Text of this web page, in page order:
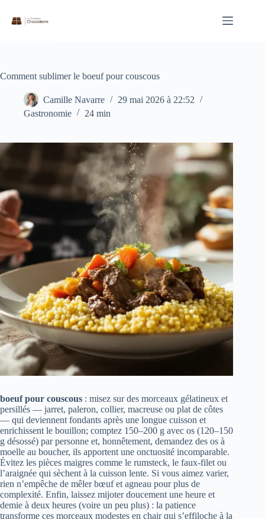
contenu
Comment sublimer le boeuf pour couscous
Camille Navarre
29 mai 2026 à 22:52
Gastronomie
24 min
boeuf pour couscous : misez sur des morceaux gélatineux et
persillés — jarret, paleron, collier, macreuse ou plat de côtes
— qui deviennent fondants après une longue cuisson et
enrichissent le bouillon; comptez 150–200 g avec os (120–150
g désossé) par personne et, honnêtement, demandez des os à
moelle au boucher, ils apportent une onctuosité incomparable.
Évitez les pièces maigres comme le rumsteck, le faux-filet ou
l’araignée qui sèchent à la cuisson lente. Si vous aimez varier,
rien n’empêche de mêler bœuf et agneau pour plus de
complexité. Enfin, laissez mijoter doucement une heure et
demie à deux heures (voire un peu plus) : la patience
transforme ces morceaux modestes en chair qui s’effiloche à la